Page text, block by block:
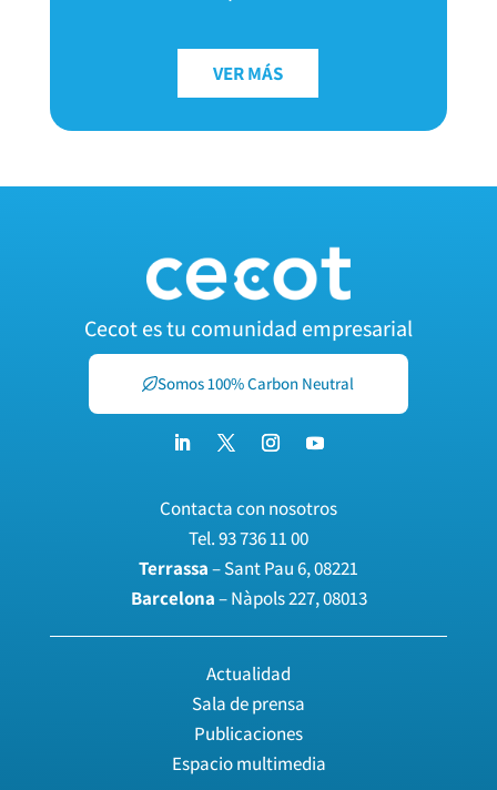
VER MÁS
Cecot es tu comunidad empresarial
Somos 100% Carbon Neutral
Contacta con nosotros
Tel.93 736 11 00
Terrassa– Sant Pau 6, 08221
Barcelona– Nàpols 227, 08013
Actualidad
Sala de prensa
Publicaciones
Espacio multimedia